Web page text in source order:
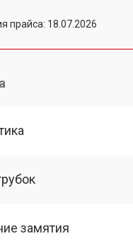
прайса: 18.07.2026
замятия